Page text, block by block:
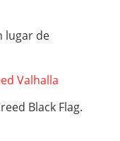
lugar de
Valhalla
Black Flag.